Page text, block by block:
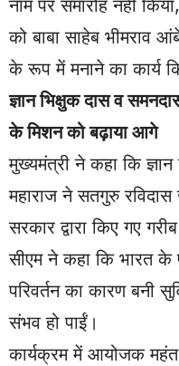
नाम पर समारोह नहीं
को बाबा साहेब भीमराव
के रूप में मनाने का कार्य
ज्ञान भिक्षुक दास व
के मिशन को बढ़ाया आगे
मुख्यमंत्री ने कहा कि
महाराज ने सतगुरु
सरकार द्वारा किए गए
सीएम ने कहा कि भारत
परिवर्तन का कारण बनी
संभव हो पाईं।
कार्यक्रम में आयोजक महंत